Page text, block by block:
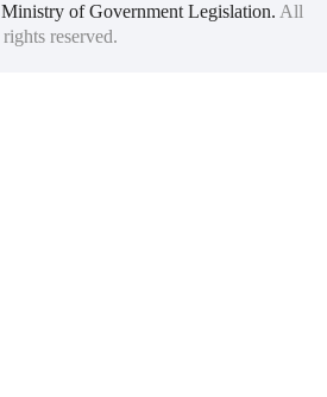
Ministry of Government Legislation. All
rights reserved.